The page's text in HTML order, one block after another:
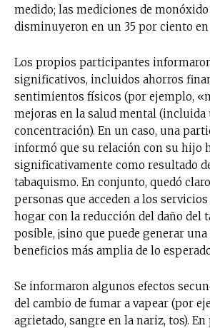
medido; las mediciones de
disminuyeron en un 35 por ciento
Los propios participantes
significativos, incluidos ahorros
sentimientos físicos (por ejemplo,
mejoras en la salud mental (incluida
concentración). En un caso, una
informó que su relación con su hijo
significativamente como resultado
tabaquismo. En conjunto, quedó
personas que acceden a los
hogar con la reducción del daño del
posible, ¡sino que puede generar una
beneficios más amplia de lo
Se informaron algunos efectos
del cambio de fumar a vapear (por
agrietado, sangre en la nariz, tos).